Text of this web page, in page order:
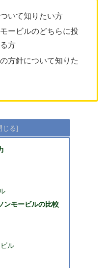
いて知りたい方
ービルのどちらに投
方
方針について知りた
ンモービルの比較
ル